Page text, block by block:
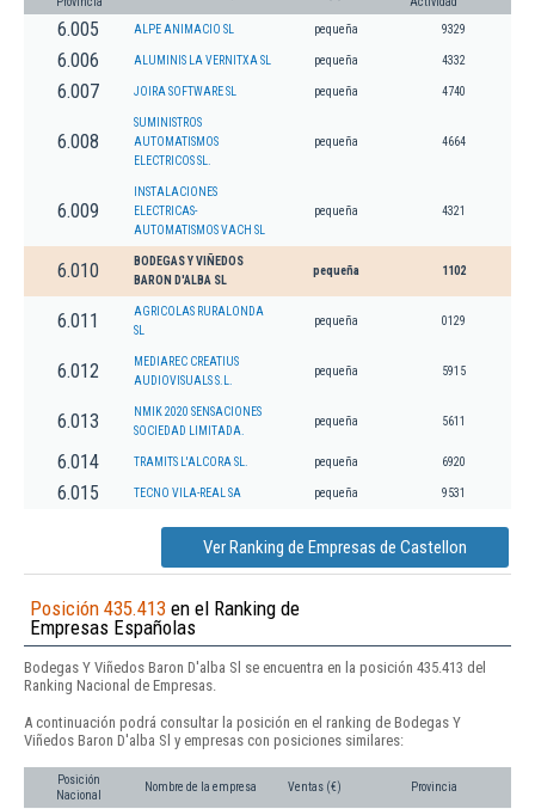
6.005 ALPE ANIMACIO SL pequeña 9329
6.006 ALUMINIS LA VERNITXA SL pequeña 4332
6.007 JOIRA SOFTWARE SL pequeña 4740
6.008
SUMINISTROS
AUTOMATISMOS
ELECTRICOS SL.
pequeña 4664
6.009
INSTALACIONES
ELECTRICAS-
AUTOMATISMOS VACH SL
pequeña 4321
6.010
BODEGAS Y VIÑEDOS
BARON D'ALBA SL
pequeña 1102
6.011
AGRICOLAS RURALONDA
SL
pequeña 0129
6.012
MEDIAREC CREATIUS
AUDIOVISUALS S.L.
pequeña 5915
6.013
NMIK 2020 SENSACIONES
SOCIEDAD LIMITADA.
pequeña 5611
6.014 TRAMITS L'ALCORA SL. pequeña 6920
6.015 TECNO VILA-REAL SA pequeña 9531
Ver Ranking de Empresas de Castellon
Posición 435.413 en el Ranking de
Empresas Españolas
Bodegas Y Viñedos Baron D'alba Sl se encuentra en la posición 435.413 del
Ranking Nacional de Empresas.
A continuación podrá consultar la posición en el ranking de Bodegas Y
Viñedos Baron D'alba Sl y empresas con posiciones similares:
Posición
Nacional
Nombre de la empresa Ventas (€) Provincia